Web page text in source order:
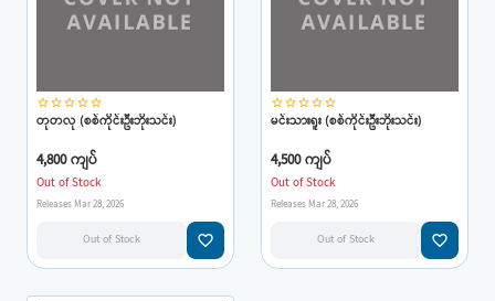
star_borderstar_borderstar_borderstar_borderstar_border
တုတလု (စစ်ကိုင်းဦးဘိုးသင်း)
4,800 ကျပ်
Out of Stock
Releases Mar 28, 2026
Out of Stock favorite_border
star_borderstar_borderstar_borderstar_borderstar_border
မင်းသားရူး (စစ်ကိုင်းဦးဘိုးသင်း)
4,500 ကျပ်
Out of Stock
Releases Mar 28, 2026
Out of Stock favorite_border